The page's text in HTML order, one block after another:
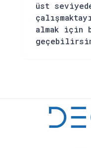
üst
almak için